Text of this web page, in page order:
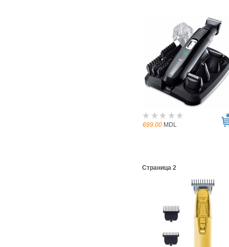
699.00 MDL
Страница 2